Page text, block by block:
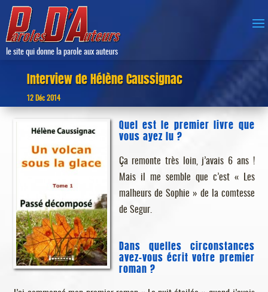
le site qui donne la parole aux auteurs
Interview de Hélène Caussignac
12 Déc 2014
Quel est le premier livre que
vous ayez lu ?
Ça remonte très loin, j’avais 6 ans !
Mais il me semble que c’est « Les
malheurs de Sophie » de la comtesse
de Segur.
Dans quelles circonstances
avez-vous écrit votre premier
roman ?